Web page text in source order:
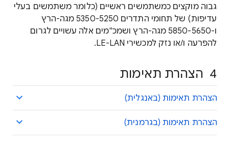
גבוה מוקצים כמשתמשים ראשיים (כלומר משתמשים בעלי
עדיפות) של תחומי התדרים 5250‏-5350 מגה-הרץ
ו-5650‏-5850 מגה-הרץ ושמכ"מים אלה עשויים לגרום
להפרעה ו/או נזק למכשירי LE-LAN.
4 הצהרת תאימות
הצהרת תאימות (באנגלית)
הצהרת תאימות (בגרמנית)